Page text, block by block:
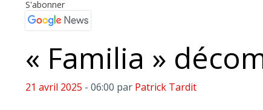
S'abonner
« Familia »
21 avril 2025 - 06:00 par Patrick Tardit